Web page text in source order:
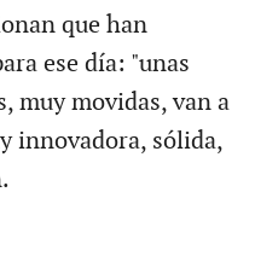
que han
ese día: "unas
muy movidas, van a
innovadora, sólida,